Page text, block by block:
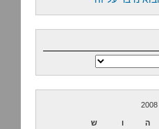
ה ו ש